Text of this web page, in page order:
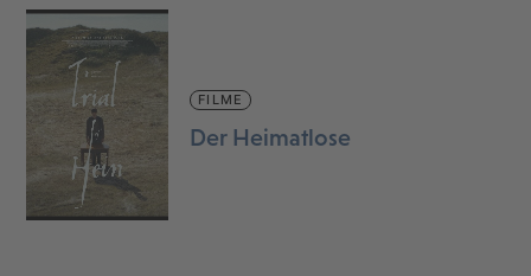
FILME
Der Heimatlose